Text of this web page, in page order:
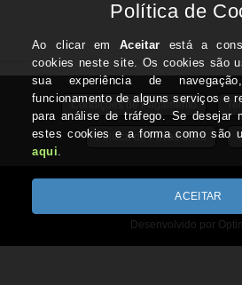
Condições de Pagamento
Política de Privacidade
Desenvolvido por